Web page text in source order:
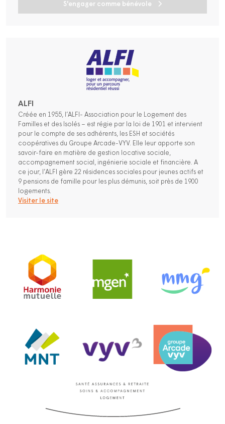
S'engager comme bénévole
ALFI
Créée en 1955, l’ALFI- Association pour le Logement des
Familles et des Isolés – est régie par la loi de 1901 et intervient
pour le compte de ses adhérents, les ESH et sociétés
coopératives du Groupe Arcade-VYV. Elle leur apporte son
savoir-faire en matière de gestion locative sociale,
accompagnement social, ingénierie sociale et financière. A
ce jour, l’ALFI gère 22 résidences sociales pour jeunes actifs et
9 pensions de famille pour les plus démunis, soit près de 1900
logements.
Visiter le site